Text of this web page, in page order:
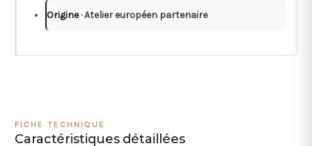
Origine· Atelier européen partenaire
FICHE TECHNIQUE
Caractéristiques détaillées